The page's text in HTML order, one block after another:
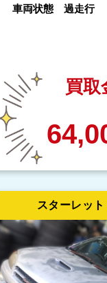
車両状態 過走行
買取
スターレット